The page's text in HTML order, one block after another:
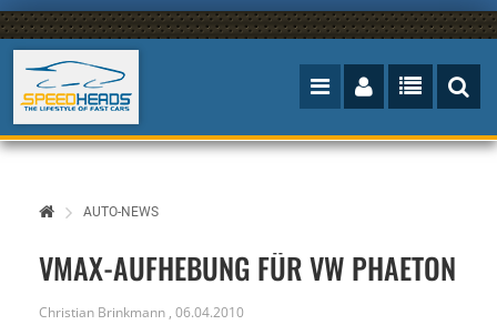
AUTO-NEWS
VMAX-AUFHEBUNG FÜR VW PHAETON
Christian Brinkmann , 06.04.2010